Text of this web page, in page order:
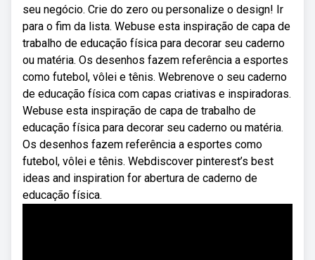
seu negócio. Crie do zero ou personalize o design! Ir
para o fim da lista. Webuse esta inspiração de capa de
trabalho de educação física para decorar seu caderno
ou matéria. Os desenhos fazem referência a esportes
como futebol, vôlei e tênis. Webrenove o seu caderno
de educação física com capas criativas e inspiradoras.
Webuse esta inspiração de capa de trabalho de
educação física para decorar seu caderno ou matéria.
Os desenhos fazem referência a esportes como
futebol, vôlei e tênis. Webdiscover pinterest’s best
ideas and inspiration for abertura de caderno de
educação física.